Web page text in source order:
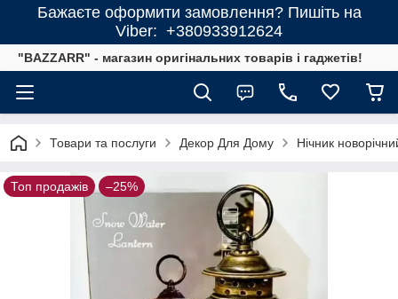
Бажаєте оформити замовлення? Пишіть на
Viber: +380933912624
"BAZZARR" - магазин оригінальних товарів і гаджетів!
Товари та послуги Декор Для Дому Нічник
Топ продажів –25%